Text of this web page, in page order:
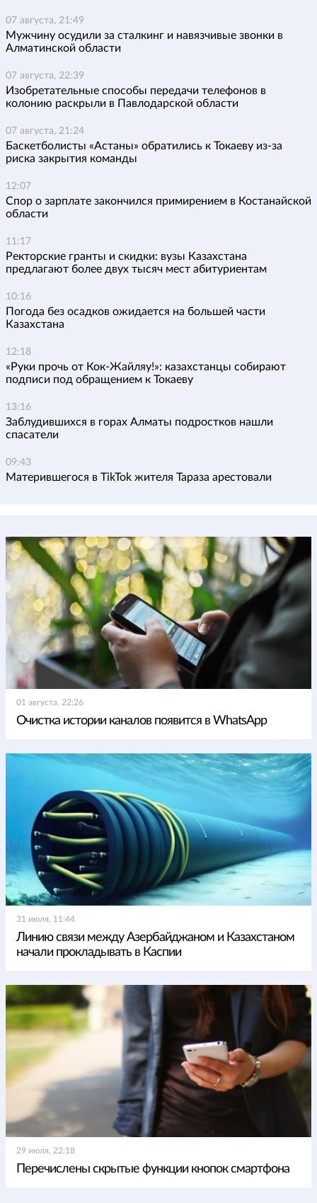
07 августа, 21:49
Мужчину осудили за сталкинг и навязчивые звонки в
Алматинской области
07 августа, 22:39
Изобретательные способы передачи телефонов в
колонию раскрыли в Павлодарской области
07 августа, 21:24
Баскетболисты «Астаны» обратились к Токаеву из-за
риска закрытия команды
12:07
Спор о зарплате закончился примирением в Костанайской
области
11:17
Ректорские гранты и скидки: вузы Казахстана
предлагают более двух тысяч мест абитуриентам
10:16
Погода без осадков ожидается на большей части
Казахстана
12:18
«Руки прочь от Кок-Жайляу!»: казахстанцы собирают
подписи под обращением к Токаеву
13:16
Заблудившихся в горах Алматы подростков нашли
спасатели
09:43
Матерившегося в TikTok жителя Тараза арестовали
01 августа, 22:26
Очистка истории каналов появится в WhatsApp
31 июля, 11:44
Линию связи между Азербайджаном и Казахстаном
начали прокладывать в Каспии
29 июля, 22:18
Перечислены скрытые функции кнопок смартфона